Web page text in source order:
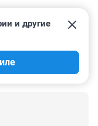
и другие